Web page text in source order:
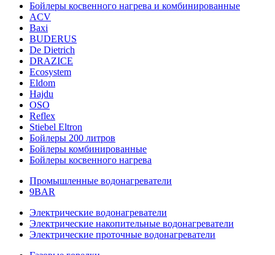
Бойлеры косвенного нагрева и комбинированные
ACV
Baxi
BUDERUS
De Dietrich
DRAZICE
Ecosystem
Eldom
Hajdu
OSO
Reflex
Stiebel Eltron
Бойлеры 200 литров
Бойлеры комбинированные
Бойлеры косвенного нагрева
Промышленные водонагреватели
9BAR
Электрические водонагреватели
Электрические накопительные водонагреватели
Электрические проточные водонагреватели